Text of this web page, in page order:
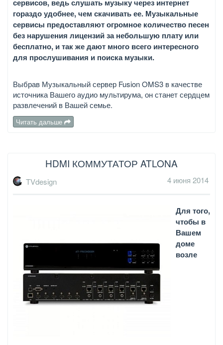
сервисов, ведь слушать музыку через интернет
гораздо удобнее, чем скачивать ее. Музыкальные
сервисы предоставляют огромное количество песен
без нарушения лицензий за небольшую плату или
бесплатно, и так же дают много всего интересного
для прослушивания и поиска музыки.
Выбрав Музыкальный сервер Fusion OMS3 в качестве
источника Вашего аудио мультирума, он станет сердцем
развлечений в Вашей семье.
Читать дальше
HDMI КОММУТАТОР ATLONA
TVdesign 4 июня 2014
Для того,
чтобы в
Вашем
доме
возле